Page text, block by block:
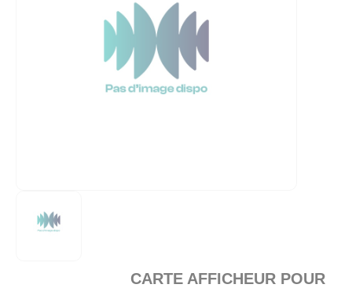
CARTE AFFICHEUR POUR